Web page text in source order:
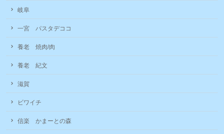
岐阜
一宮 パスタデココ
養老 焼肉/肉
養老 紀文
滋賀
ビワイチ
信楽 かまーとの森